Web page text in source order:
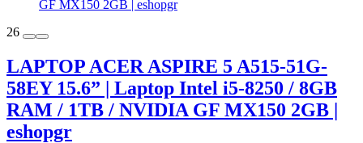
26
LAPTOP ACER ASPIRE 5 A515-51G-
58EY 15.6” | Laptop Intel i5-8250 / 8GB
RAM / 1TB / NVIDIA GF MX150 2GB |
eshopgr